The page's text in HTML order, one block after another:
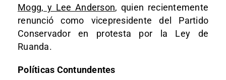
Mogg, y Lee Anderson, quien recientemente
renunció como vicepresidente del Partido
Conservador en protesta por la Ley de
Ruanda.
Políticas Contundentes